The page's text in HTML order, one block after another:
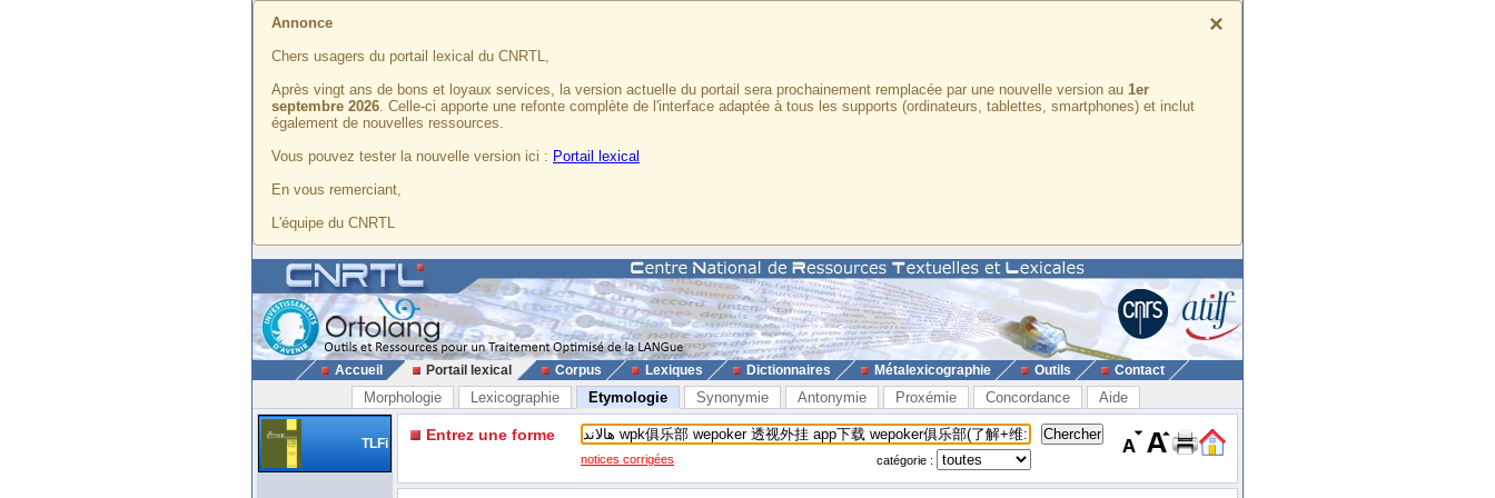
×
Annonce
Chers usagers du portail lexical du CNRTL,
Après vingt ans de bons et loyaux services, la version actuelle du portail sera prochainement remplacée par une nouvelle version au 1er
septembre 2026. Celle-ci apporte une refonte complète de l'interface adaptée à tous les supports (ordinateurs, tablettes, smartphones) et inclut
également de nouvelles ressources.
Vous pouvez tester la nouvelle version ici : Portail lexical
En vous remerciant,
L'équipe du CNRTL
Accueil Portail lexical Corpus Lexiques Dictionnaires Métalexicographie Outils Contact
Morphologie Lexicographie Etymologie Synonymie Antonymie Proxémie Concordance Aide
TLFi Entrez une forme
notices corrigées catégorie :